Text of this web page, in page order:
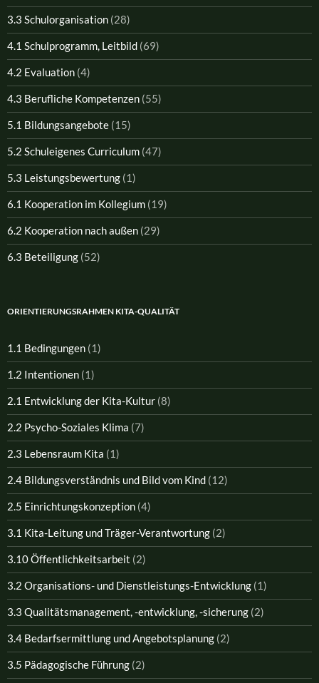
3.3 Schulorganisation (28)
4.1 Schulprogramm, Leitbild (69)
4.2 Evaluation (4)
4.3 Berufliche Kompetenzen (55)
5.1 Bildungsangebote (15)
5.2 Schuleigenes Curriculum (47)
5.3 Leistungsbewertung (1)
6.1 Kooperation im Kollegium (19)
6.2 Kooperation nach außen (29)
6.3 Beteiligung (52)
ORIENTIERUNGSRAHMEN KITA-QUALITÄT
1.1 Bedingungen (1)
1.2 Intentionen (1)
2.1 Entwicklung der Kita-Kultur (8)
2.2 Psycho-Soziales Klima (7)
2.3 Lebensraum Kita (1)
2.4 Bildungsverständnis und Bild vom Kind (12)
2.5 Einrichtungskonzeption (4)
3.1 Kita-Leitung und Träger-Verantwortung (2)
3.10 Öffentlichkeitsarbeit (2)
3.2 Organisations- und Dienstleistungs-Entwicklung (1)
3.3 Qualitätsmanagement, -entwicklung, -sicherung (2)
3.4 Bedarfsermittlung und Angebotsplanung (2)
3.5 Pädagogische Führung (2)